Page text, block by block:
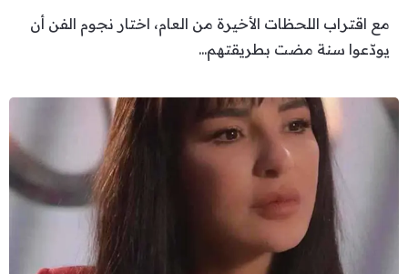
مع اقتراب اللحظات الأخيرة من العام، اختار نجوم الفن أن
يودّعوا سنة مضت بطريقتهم...